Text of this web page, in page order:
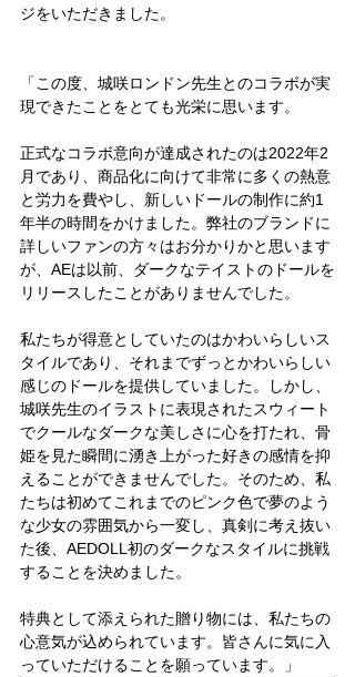
ジをいただきました。
「この度、城咲ロンドン先生とのコラボが実
現できたことをとても光栄に思います。
正式なコラボ意向が達成されたのは2022年2
月であり、商品化に向けて非常に多くの熱意
と労力を費やし、新しいドールの制作に約1
年半の時間をかけました。弊社のブランドに
詳しいファンの方々はお分かりかと思います
が、AEは以前、ダークなテイストのドールを
リリースしたことがありませんでした。
私たちが得意としていたのはかわいらしいス
タイルであり、それまでずっとかわいらしい
感じのドールを提供していました。しかし、
城咲先生のイラストに表現されたスウィート
でクールなダークな美しさに心を打たれ、骨
姫を見た瞬間に湧き上がった好きの感情を抑
えることができませんでした。そのため、私
たちは初めてこれまでのピンク色で夢のよう
な少女の雰囲気から一変し、真剣に考え抜い
た後、AEDOLL初のダークなスタイルに挑戦
することを決めました。
特典として添えられた贈り物には、私たちの
心意気が込められています。皆さんに気に入
っていただけることを願っています。」